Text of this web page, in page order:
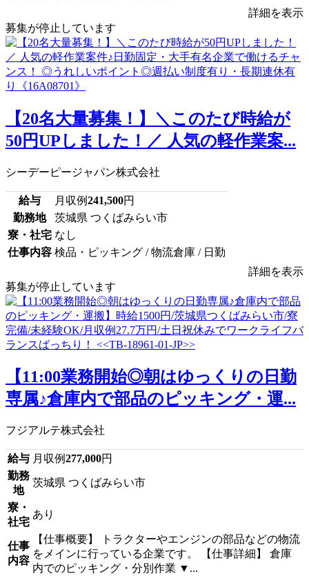
詳細を表示
募集が停止しています
【20名大量募集！】＼このたび時給が
50円UPしました！／ 人気の軽作業案...
シーデーピージャパン株式会社
給与 月収例241,500円
勤務地
茨城県 つくばみらい市
寮・社宅 なし
仕事内容 検品・ピッキング / 物流倉庫 / 日勤
詳細を表示
募集が停止しています
【11:00業務開始◎朝はゆっくりの日勤
専属♪倉庫内で部品のピッキング・運...
フジアルテ株式会社
給与 月収例277,000円
勤務
地
茨城県 つくばみらい市
寮・
社宅
あり
仕事
内容
【仕事概要】 トラクターやエンジンの部品などの物流
をメインに行っている企業です。 【仕事詳細】 倉庫
内でのピッキング・分別作業 ▼...